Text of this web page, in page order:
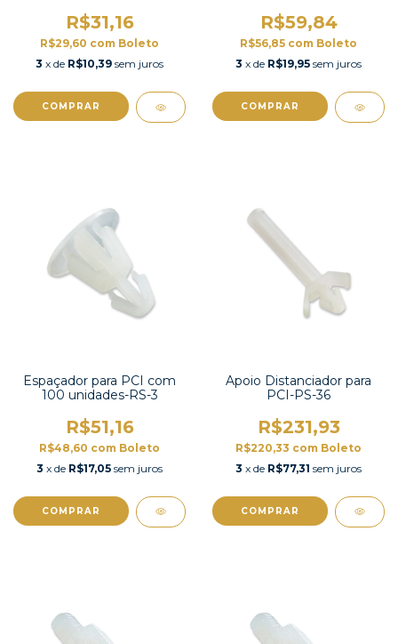
R$31,16
R$29,60 com Boleto
3 x de R$10,39 sem juros
COMPRAR
R$59,84
R$56,85 com Boleto
3 x de R$19,95 sem juros
COMPRAR
Espaçador para PCI com
100 unidades-RS-3
R$51,16
R$48,60 com Boleto
3 x de R$17,05 sem juros
COMPRAR
Apoio Distanciador para
PCI-PS-36
R$231,93
R$220,33 com Boleto
3 x de R$77,31 sem juros
COMPRAR